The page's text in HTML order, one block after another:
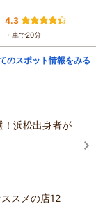
4.3
・車で20分
のスポット情報をみる
浜松出身者が
スメの店12